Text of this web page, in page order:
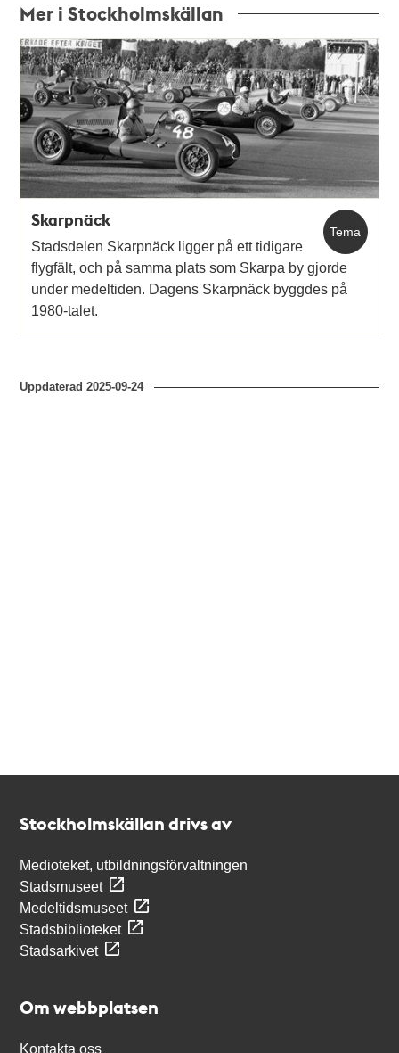
Mer i Stockholmskällan
Relaterade
poster
och
teman
Tema
Skarpnäck
Stadsdelen Skarpnäck ligger på ett tidigare
flygfält, och på samma plats som Skarpa by gjorde
under medeltiden. Dagens Skarpnäck byggdes på
1980-talet.
Uppdaterad2025-09-24
Stockholmskällan drivs av
Medioteket, utbildningsförvaltningen
Stadsmuseet
Medeltidsmuseet
Stadsbiblioteket
Stadsarkivet
Om webbplatsen
Kontakta oss